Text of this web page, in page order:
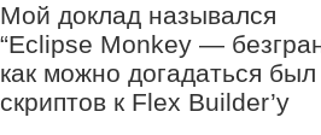
Мой доклад назывался
“Eclipse Monkey —
как можно догадаться
скриптов к Flex Builder’у